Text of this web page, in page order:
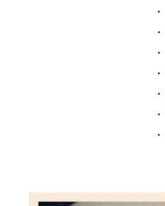
.
.
.
.
.
.
.